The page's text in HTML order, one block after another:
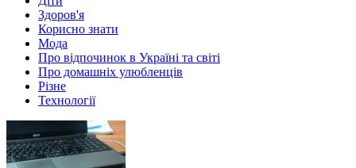
Здоров'я
Корисно знати
Мода
Про відпочинок в Україні та світі
Про домашніх улюбленців
Різне
Технології